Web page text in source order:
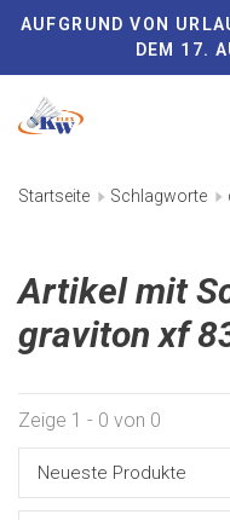
AUFGRUND VON
DEM 17.
Startseite Schlagworte
Artikel mit
graviton xf
Zeige 1 - 0 von 0
Neueste Produkte